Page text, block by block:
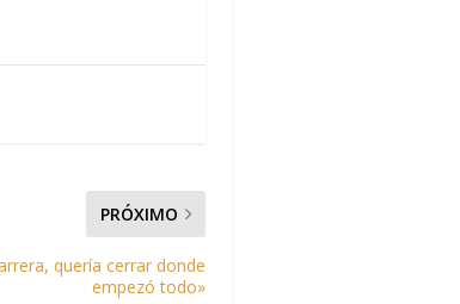
PRÓXIMO
quería cerrar donde
empezó todo»